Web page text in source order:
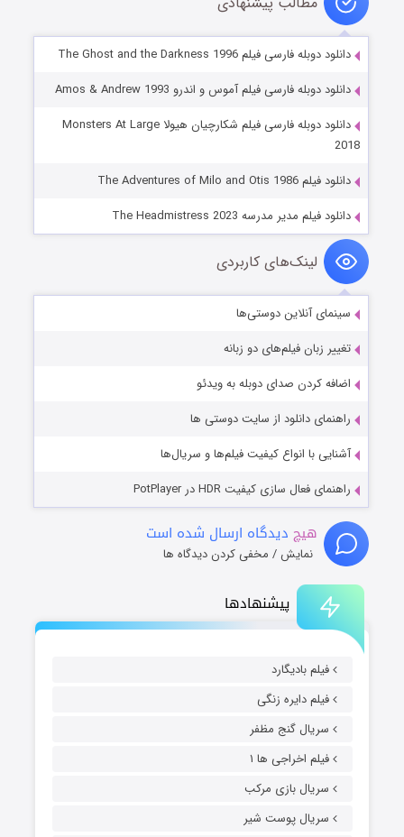
پیشنهادها
فیلم بادیگارد
فیلم دایره زنگی
سریال گنج مظفر
فیلم اخراجی ها ۱
سریال بازی مرکب
سریال پوست شیر
دانلود دوبله فارسی فیلم The Ghost and the Darkness 1996
دانلود دوبله فارسی فیلم آموس و اندرو Amos & Andrew 1993
دانلود دوبله فارسی فیلم شکارچیان هیولا Monsters At Large
2018
دانلود فیلم The Adventures of Milo and Otis 1986
دانلود فیلم مدیر مدرسه The Headmistress 2023
لینک‌های کاربردی
سینمای آنلاین دوستی‌ها
تغییر زبان فیلم‌های دو زبانه
اضافه کردن صدای دوبله به ویدئو
راهنمای دانلود از سایت دوستی ها
آشنایی با انواع کیفیت فیلم‌ها و سریال‌ها
راهنمای فعال سازی کیفیت HDR در PotPlayer
هیچ دیدگاه ارسال شده است
نمایش / مخفی کردن دیدگاه ها